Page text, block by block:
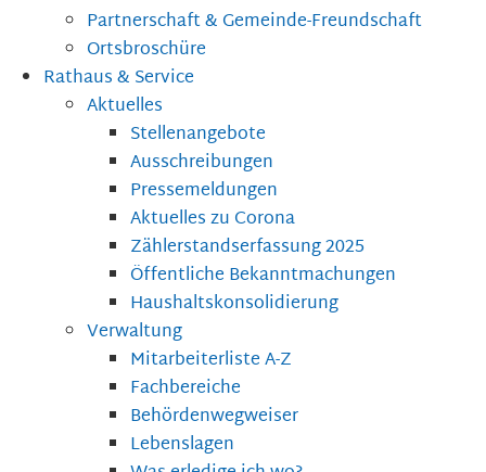
Partnerschaft & Gemeinde-Freundschaft
Ortsbroschüre
Rathaus & Service
Aktuelles
Stellenangebote
Ausschreibungen
Pressemeldungen
Aktuelles zu Corona
Zählerstandserfassung 2025
Öffentliche Bekanntmachungen
Haushaltskonsolidierung
Verwaltung
Mitarbeiterliste A-Z
Fachbereiche
Behördenwegweiser
Lebenslagen